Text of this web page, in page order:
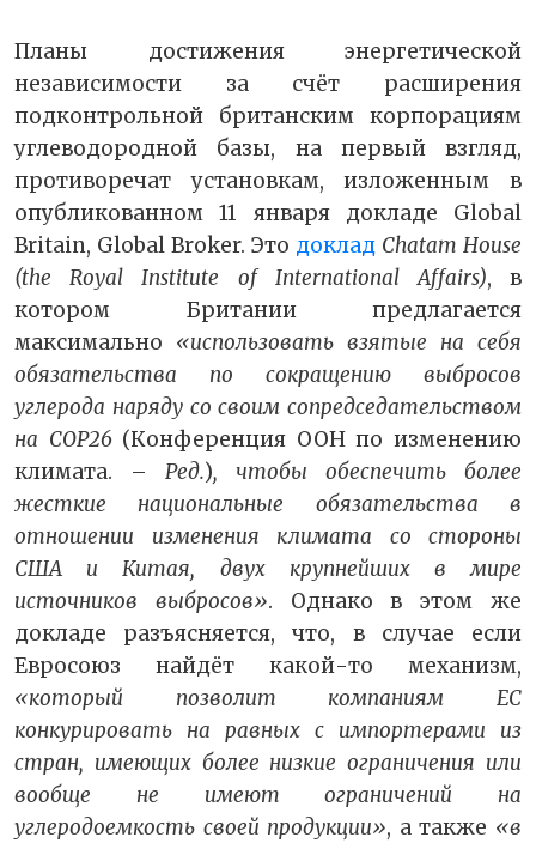
Планы достижения энергетической
независимости за счёт расширения
подконтрольной британским корпорациям
углеводородной базы, на первый взгляд,
противоречат установкам, изложенным в
опубликованном 11 января докладе Global
Britain, Global Broker. Это доклад Chatam House
(the Royal Institute of International Affairs), в
котором Британии предлагается
максимально «использовать взятые на себя
обязательства по сокращению выбросов
углерода наряду со своим сопредседательством
на COP26 (Конференция ООН по изменению
климата. – Ред.), чтобы обеспечить более
жесткие национальные обязательства в
отношении изменения климата со стороны
США и Китая, двух крупнейших в мире
источников выбросов». Однако в этом же
докладе разъясняется, что, в случае если
Евросоюз найдёт какой-то механизм,
«который позволит компаниям ЕС
конкурировать на равных с импортерами из
стран, имеющих более низкие ограничения или
вообще не имеют ограничений на
углеродоемкость своей продукции», а также «в